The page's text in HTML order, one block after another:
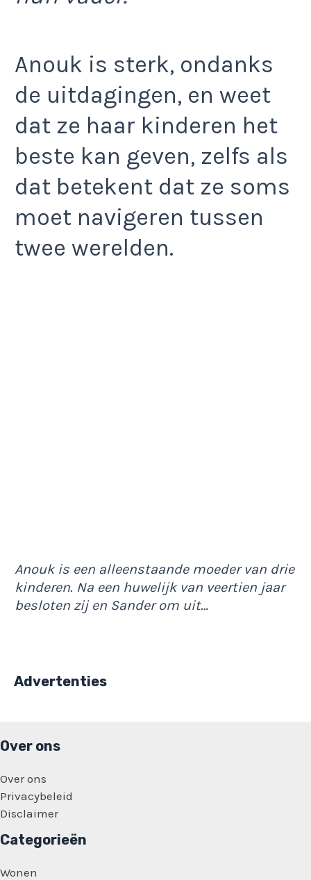
Anouk is sterk, ondanks
de uitdagingen, en weet
dat ze haar kinderen het
beste kan geven, zelfs als
dat betekent dat ze soms
moet navigeren tussen
twee werelden.
Anouk is een alleenstaande moeder van drie
kinderen. Na een huwelijk van veertien jaar
besloten zij en Sander om uit…
Advertenties
Over ons
Over ons
Privacybeleid
Disclaimer
Categorieën
Wonen